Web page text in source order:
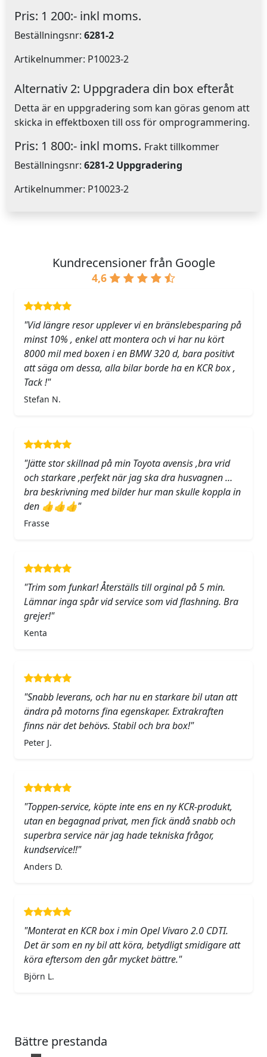
Pris: 1 200:- inkl moms.
Beställningsnr: 6281-2
Artikelnummer: P10023-2
Alternativ 2: Uppgradera din box efteråt
Detta är en uppgradering som kan göras genom att
skicka in effektboxen till oss för omprogrammering.
Pris: 1 800:- inkl moms. Frakt tillkommer
Beställningsnr: 6281-2 Uppgradering
Artikelnummer: P10023-2
Kundrecensioner från Google
4,6
"Vid längre resor upplever vi en bränslebesparing på
minst 10% , enkel att montera och vi har nu kört
8000 mil med boxen i en BMW 320 d, bara positivt
att säga om dessa, alla bilar borde ha en KCR box ,
Tack !"
Stefan N.
"Jätte stor skillnad på min Toyota avensis ,bra vrid
och starkare ,perfekt när jag ska dra husvagnen …
bra beskrivning med bilder hur man skulle koppla in
den 👍👍👍"
Frasse
"Trim som funkar! Återställs till orginal på 5 min.
Lämnar inga spår vid service som vid flashning. Bra
grejer!"
Kenta
"Snabb leverans, och har nu en starkare bil utan att
ändra på motorns fina egenskaper. Extrakraften
finns när det behövs. Stabil och bra box!"
Peter J.
"Toppen-service, köpte inte ens en ny KCR-produkt,
utan en begagnad privat, men fick ändå snabb och
superbra service när jag hade tekniska frågor,
kundservice!!"
Anders D.
"Monterat en KCR box i min Opel Vivaro 2.0 CDTI.
Det är som en ny bil att köra, betydligt smidigare att
köra eftersom den går mycket bättre."
Björn L.
Bättre prestanda